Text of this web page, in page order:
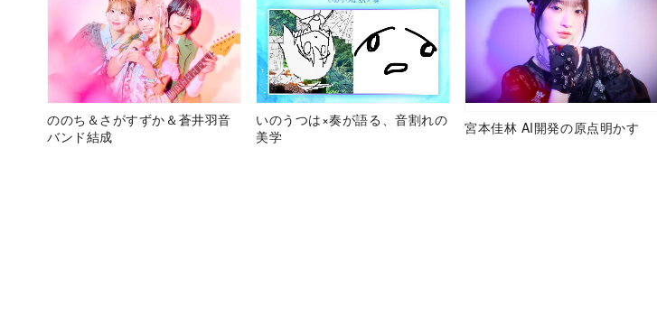
ののち＆さがすずか＆蒼井羽音
バンド結成
いのうつは×奏が語る、音割れの
美学
宮本佳林 AI開発の原点明かす